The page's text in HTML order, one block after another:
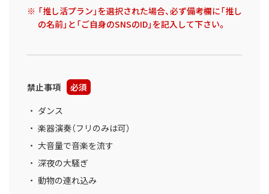
「推し活プラン」を選択された場合、必ず備考欄に「推し
の名前」と「ご自身のSNSのID」を記入して下さい。
禁止事項
必須
ダンス
楽器演奏（フリのみは可）
大音量で音楽を流す
深夜の大騒ぎ
動物の連れ込み